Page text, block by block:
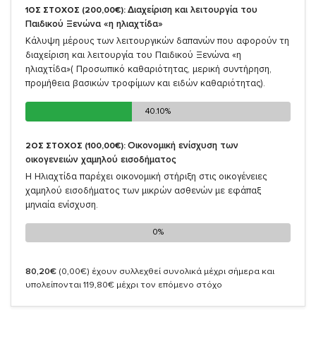
1ΟΣ ΣΤΟΧΟΣ (200,00€): Διαχείριση και λειτουργία του
Παιδικού Ξενώνα «η ηλιαχτίδα»
Κάλυψη μέρους των λειτουργικών δαπανών που αφορούν τη
διαχείριση και λειτουργία του Παιδικού Ξενώνα «η
ηλιαχτίδα»( Προσωπικό καθαριότητας, μερική συντήρηση,
προμήθεια βασικών τροφίμων και ειδών καθαριότητας).
40.10%
40.10%
2ΟΣ ΣΤΟΧΟΣ (100,00€): Οικονομική ενίσχυση των
οικογενειών χαμηλού εισοδήματος
Η Ηλιαχτίδα παρέχει οικονομική στήριξη στις οικογένειες
χαμηλού εισοδήματος των μικρών ασθενών με εφάπαξ
μηνιαία ενίσχυση.
0%
0%
80,20€ (0,00€) έχουν συλλεχθεί συνολικά μέχρι σήμερα και
υπολείπονται 119,80€ μέχρι τον επόμενο στόχο